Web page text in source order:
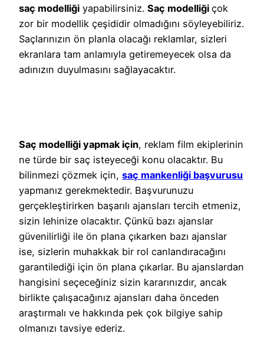
saç modelliği yapabilirsiniz. Saç modelliği çok
zor bir modellik çeşididir olmadığını söyleyebiliriz.
Saçlarınızın ön planla olacağı reklamlar, sizleri
ekranlara tam anlamıyla getiremeyecek olsa da
adınızın duyulmasını sağlayacaktır.
Saç modelliği yapmak için, reklam film ekiplerinin
ne türde bir saç isteyeceği konu olacaktır. Bu
bilinmezi çözmek için, saç mankenliği başvurusu
yapmanız gerekmektedir. Başvurunuzu
gerçekleştirirken başarılı ajansları tercih etmeniz,
sizin lehinize olacaktır. Çünkü bazı ajanslar
güvenilirliği ile ön plana çıkarken bazı ajanslar
ise, sizlerin muhakkak bir rol canlandıracağını
garantilediği için ön plana çıkarlar. Bu ajanslardan
hangisini seçeceğiniz sizin kararınızdır, ancak
birlikte çalışacağınız ajansları daha önceden
araştırmalı ve hakkında pek çok bilgiye sahip
olmanızı tavsiye ederiz.